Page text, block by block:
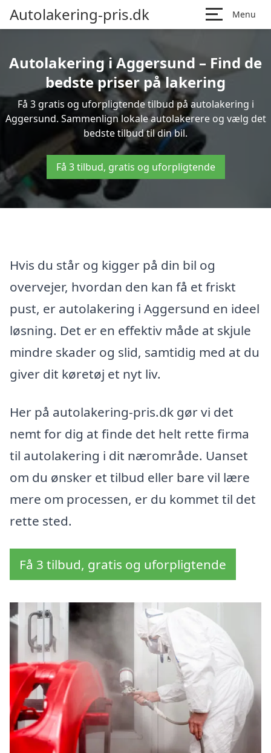
Autolakering-pris.dk Menu
Autolakering i Aggersund – Find de
bedste priser på lakering
Få 3 gratis og uforpligtende tilbud på autolakering i
Aggersund. Sammenlign lokale autolakerere og vælg det
bedste tilbud til din bil.
Få 3 tilbud, gratis og uforpligtende
Hvis du står og kigger på din bil og
overvejer, hvordan den kan få et friskt
pust, er autolakering i Aggersund en ideel
løsning. Det er en effektiv måde at skjule
mindre skader og slid, samtidig med at du
giver dit køretøj et nyt liv.
Her på autolakering-pris.dk gør vi det
nemt for dig at finde det helt rette firma
til autolakering i dit nærområde. Uanset
om du ønsker et tilbud eller bare vil lære
mere om processen, er du kommet til det
rette sted.
Få 3 tilbud, gratis og uforpligtende